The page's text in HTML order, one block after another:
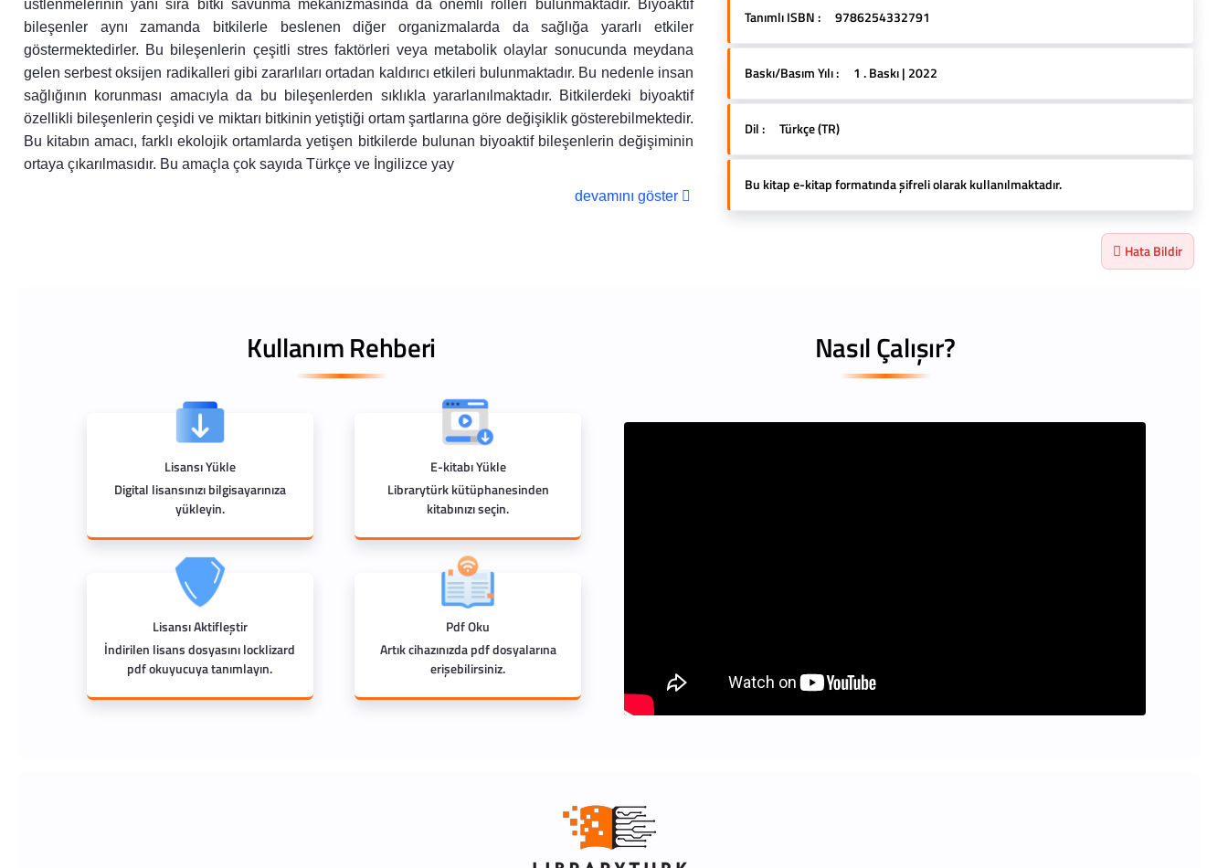
üstlenmelerinin yanı sıra bitki savunma mekanizmasında da önemli rolleri bulunmaktadır. Biyoaktif
bileşenler aynı zamanda bitkilerle beslenen diğer organizmalarda da sağlığa yararlı etkiler
göstermektedirler. Bu bileşenlerin çeşitli stres faktörleri veya metabolik olaylar sonucunda meydana
gelen serbest oksijen radikalleri gibi zararlıları ortadan kaldırıcı etkileri bulunmaktadır. Bu nedenle insan
sağlığının korunması amacıyla da bu bileşenlerden sıklıkla yararlanılmaktadır. Bitkilerdeki biyoaktif
özellikli bileşenlerin çeşidi ve miktarı bitkinin yetiştiği ortam şartlarına göre değişiklik gösterebilmektedir.
Bu kitabın amacı, farklı ekolojik ortamlarda yetişen bitkilerde bulunan biyoaktif bileşenlerin değişiminin
ortaya çıkarılmasıdır. Bu amaçla çok sayıda Türkçe ve İngilizce yay
devamını göster
Tanımlı ISBN : 9786254332791
Baskı/Basım Yılı : 1 . Baskı | 2022
Dil : Türkçe (TR)
Bu kitap e-kitap formatında şifreli olarak kullanılmaktadır.
Hata Bildir
Kullanım Rehberi
Lisansı Yükle
Digital lisansınızı bilgisayarınıza
yükleyin.
E-kitabı Yükle
Librarytürk kütüphanesinden
kitabınızı seçin.
Lisansı Aktifleştir
İndirilen lisans dosyasını locklizard
pdf okuyucuya tanımlayın.
Pdf Oku
Artık cihazınızda pdf dosyalarına
erişebilirsiniz.
Nasıl Çalışır?